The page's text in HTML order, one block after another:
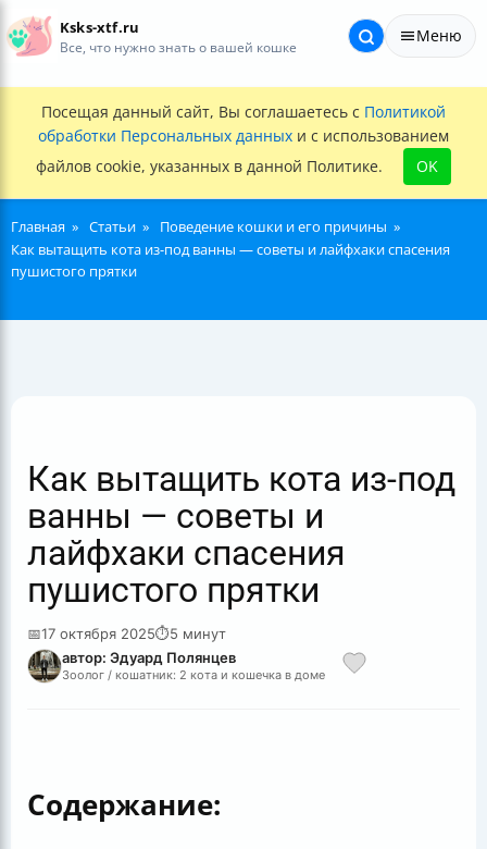
Ksks-xtf.ru
Все, что нужно знать о вашей кошке
Меню
Посещая данный сайт, Вы соглашаетесь с Политикой
обработки Персональных данных и с использованием
файлов cookie, указанных в данной Политике.
OK
Главная Статьи
Поведение кошки и его причины
Как вытащить кота из-под ванны — советы и лайфхаки спасения
пушистого прятки
Как вытащить кота из-под
ванны — советы и
лайфхаки спасения
пушистого прятки
📅17 октября 2025⏱5 минут
автор: Эдуард Полянцев
Зоолог / кошатник: 2 кота и кошечка в доме
Содержание: